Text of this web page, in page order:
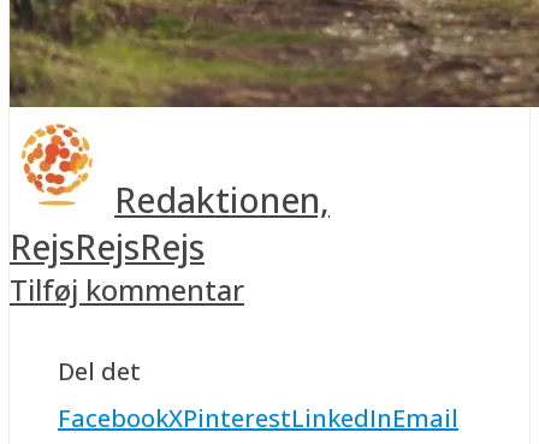
Redaktionen,
RejsRejsRejs
Tilføj kommentar
Del det
FacebookXPinterestLinkedInEmail